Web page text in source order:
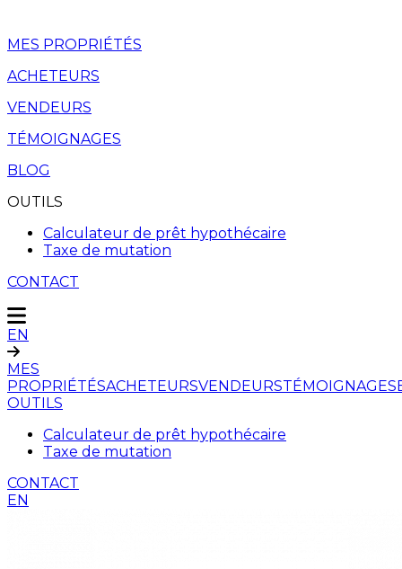
MES PROPRIÉTÉS
ACHETEURS
VENDEURS
TÉMOIGNAGES
BLOG
OUTILS
Calculateur de prêt hypothécaire
Taxe de mutation
CONTACT
EN
MES
PROPRIÉTÉSACHETEURSVENDEURSTÉMOIGNAGES
OUTILS
Calculateur de prêt hypothécaire
Taxe de mutation
CONTACT
EN